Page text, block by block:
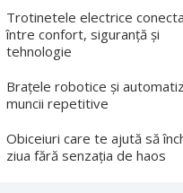
Trotinetele electrice
între confort, siguranță și
tehnologie
Brațele robotice și
muncii repetitive
Obiceiuri care te ajută să
ziua fără senzația de haos